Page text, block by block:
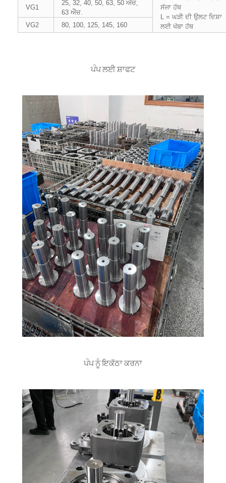
ਸੱਜਾ ਹੱਥ
L = ਘੜੀ ਦੀ ਉਲਟ ਦਿਸ਼ਾ
ਲਈ ਖੱਬਾ ਹੱਥ
VG1
25, 32, 40, 50, 63, 50 ਐੱਚ,
63 ਐੱਚ.
VG2
80, 100, 125, 145, 160
ਪੰਪ ਲਈ ਸ਼ਾਫਟ
ਪੰਪ ਨੂੰ ਇਕੱਠਾ ਕਰਨਾ